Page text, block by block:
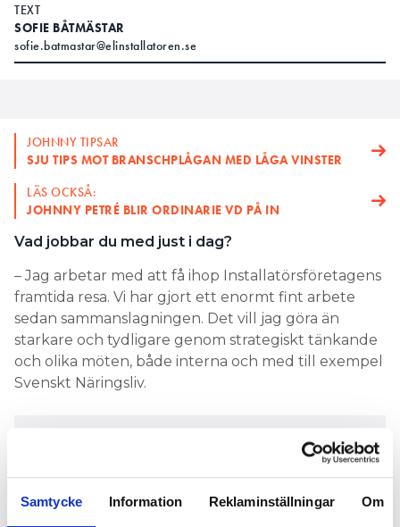
Samtycke Information Reklaminställningar Om
TEXT
SOFIE BÅTMÄSTAR
sofie.batmastar@elinstallatoren.se
JOHNNY TIPSAR
SJU TIPS MOT BRANSCHPLÅGAN MED LÅGA VINSTER
LÄS OCKSÅ:
JOHNNY PETRÉ BLIR ORDINARIE VD PÅ IN
Vad jobbar du med just i dag?
– Jag arbetar med att få ihop Installatörsföretagens
framtida resa. Vi har gjort ett enormt fint arbete
sedan sammanslagningen. Det vill jag göra än
starkare och tydligare genom strategiskt tänkande
och olika möten, både interna och med till exempel
Svenskt Näringsliv.
FAMILJ: Fru och två söner.
Villa utanför Ystad.